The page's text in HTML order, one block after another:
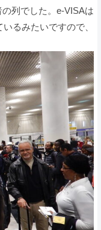
列でした。e-VISAは
るみたいですので、